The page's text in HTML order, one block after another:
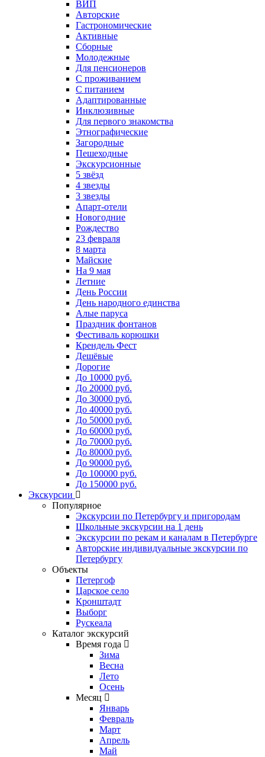
ВИП
Авторские
Гастрономические
Активные
Сборные
Молодежные
Для пенсионеров
С проживанием
С питанием
Адаптированные
Инклюзивные
Для первого знакомства
Этнографические
Загородные
Пешеходные
Экскурсионные
5 звёзд
4 звезды
3 звезды
Апарт-отели
Новогодние
Рождество
23 февраля
8 марта
Майские
На 9 мая
Летние
День России
День народного единства
Алые паруса
Праздник фонтанов
Фестиваль корюшки
Крендель Фест
Дешёвые
Дорогие
До 10000 руб.
До 20000 руб.
До 30000 руб.
До 40000 руб.
До 50000 руб.
До 60000 руб.
До 70000 руб.
До 80000 руб.
До 90000 руб.
До 100000 руб.
До 150000 руб.
Экскурсии
Популярное
Экскурсии по Петербургу и пригородам
Школьные экскурсии на 1 день
Экскурсии по рекам и каналам в Петербурге
Авторские индивидуальные экскурсии по
Петербургу
Объекты
Петергоф
Царское село
Кронштадт
Выборг
Рускеала
Каталог экскурсий
Время года
Зима
Весна
Лето
Осень
Месяц
Январь
Февраль
Март
Апрель
Май